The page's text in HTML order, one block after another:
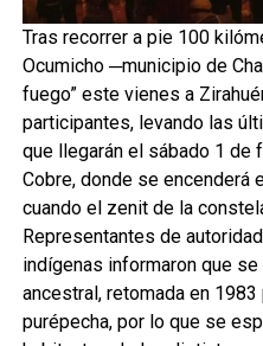
Tras recorrer a pie 100
Ocumicho ─municipio de
fuego” este vienes a
participantes, levando las
que llegarán el sábado 1 de
Cobre, donde se encenderá
cuando el zenit de la
Representantes de
indígenas informaron que
ancestral, retomada en
purépecha, por lo que se